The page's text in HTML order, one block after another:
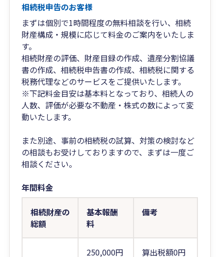
相続税申告のお客様
まずは個別で1時間程度の無料相談を行い、相続
財産構成・規模に応じて料金のご案内をいたしま
す。
相続財産の評価、財産目録の作成、遺産分割協議
書の作成、相続税申告書の作成、相続税に関する
税務代理などのサービスをご提供いたします。
※下記料金目安は基本料となっており、相続人の
人数、評価が必要な不動産・株式の数によって変
動いたします。
また別途、事前の相続税の試算、対策の検討など
の相談もお受けしておりますので、まずは一度ご
相談ください。
年間料金
相続財産の
総額
基本報酬
料
備考
250,000円
算出税額0円